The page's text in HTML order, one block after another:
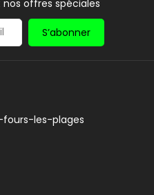
offres spéciales
S’abonner
fours-les-plages